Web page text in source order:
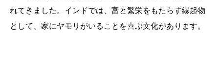
れてきました。インドでは、富と繁栄をもたらす縁起物
として、家にヤモリがいることを喜ぶ文化があります。